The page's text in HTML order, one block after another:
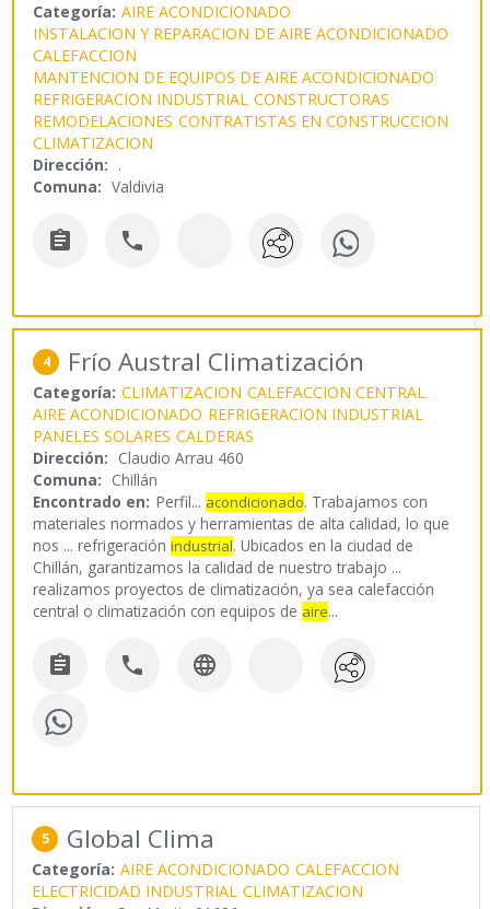
Categoría: AIRE ACONDICIONADO
INSTALACION Y REPARACION DE AIRE ACONDICIONADO
CALEFACCION
MANTENCION DE EQUIPOS DE AIRE ACONDICIONADO
REFRIGERACION INDUSTRIAL CONSTRUCTORAS
REMODELACIONES CONTRATISTAS EN CONSTRUCCION
CLIMATIZACION
Dirección: .
Comuna: Valdivia
 
4 Frío Austral Climatización
Categoría: CLIMATIZACION CALEFACCION CENTRAL
AIRE ACONDICIONADO REFRIGERACION INDUSTRIAL
PANELES SOLARES CALDERAS
Dirección: Claudio Arrau 460
Comuna: Chillán
Encontrado en: Perfil... acondicionado. Trabajamos con
materiales normados y herramientas de alta calidad, lo que
nos ... refrigeraciónindustrial. Ubicados en la ciudad de
Chillán, garantizamos la calidad de nuestro trabajo ...
realizamos proyectos de climatización, ya sea calefacción
central o climatización con equipos de aire...
  
5 Global Clima
Categoría: AIRE ACONDICIONADO CALEFACCION
ELECTRICIDAD INDUSTRIAL CLIMATIZACION